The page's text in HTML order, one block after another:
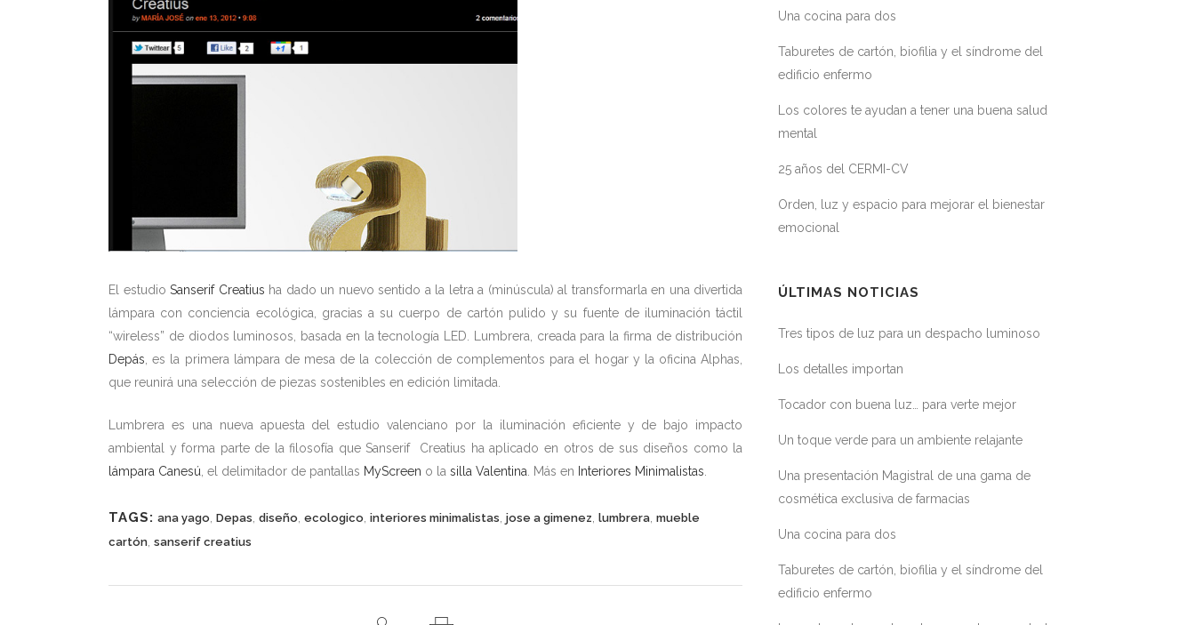
El estudioSanserif Creatius ha dado un nuevo sentido a la letra a (minúscula) al transformarla en una divertida
lámpara con conciencia ecológica, gracias a su cuerpo de cartón pulido y su fuente de iluminación táctil
“wireless” de diodos luminosos, basada en la tecnología LED. Lumbrera, creada para la firma de distribución
Depás , es la primera lámpara de mesa de la colección de complementos para el hogar y la oficina Alphas,
que reunirá una selección de piezas sostenibles en edición limitada.
Lumbrera es una nueva apuesta del estudio valenciano por la iluminación eficiente y de bajo impacto
ambiental y forma parte de la filosofía que Sanserif Creatius ha aplicado en otros de sus diseños como la
lámpara Canesú , el delimitador de pantallas MyScreen o la silla Valentina . Más en Interiores Minimalistas
TAGS: ana yago Depas diseño ecologico interiores minimalistas jose a gimenez lumbrera mueble
cartón sanserif creatius
Una cocina para dos
Taburetes de cartón, biofilia y el síndrome del
edificio enfermo
Los colores te ayudan a tener una buena salud
mental
25 años del CERMI-CV
Orden, luz y espacio para mejorar el bienestar
emocional
ÚLTIMAS NOTICIAS
Tres tipos de luz para un despacho luminoso
Los detalles importan
Tocador con buena luz… para verte mejor
Un toque verde para un ambiente relajante
Una presentación Magistral de una gama de
cosmética exclusiva de farmacias
Una cocina para dos
Taburetes de cartón, biofilia y el síndrome del
edificio enfermo